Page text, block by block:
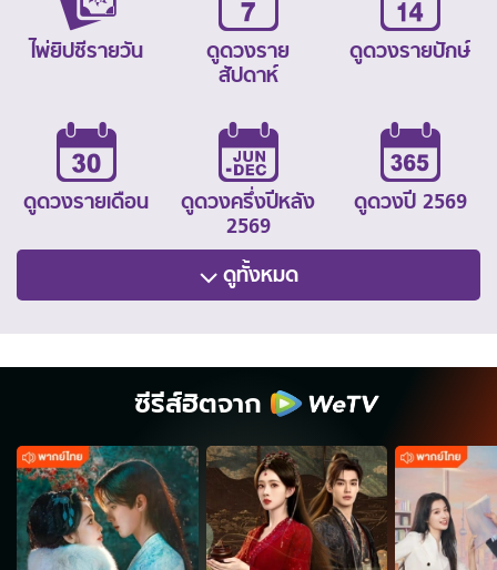
ไพ่ยิปซีรายวัน
ดูดวงราย
สัปดาห์
ดูดวงรายปักษ์
ดูดวงรายเดือน
ดูดวงครึ่งปีหลัง
2569
ดูดวงปี 2569
ดูทั้งหมด
ซีรีส์ฮิตจาก